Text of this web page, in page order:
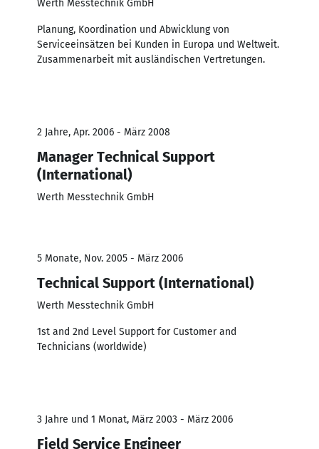
Werth Messtechnik GmbH
Planung, Koordination und Abwicklung von
Serviceeinsätzen bei Kunden in Europa und Weltweit.
Zusammenarbeit mit ausländischen Vertretungen.
2 Jahre, Apr. 2006 - März 2008
Manager Technical Support
(International)
Werth Messtechnik GmbH
5 Monate, Nov. 2005 - März 2006
Technical Support (International)
Werth Messtechnik GmbH
1st and 2nd Level Support for Customer and
Technicians (worldwide)
3 Jahre und 1 Monat, März 2003 - März 2006
Field Service Engineer